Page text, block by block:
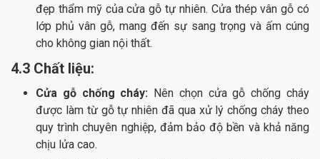
đẹp thẩm mỹ của cửa gỗ tự nhiên. Cửa thép vân gỗ có
lớp phủ vân gỗ, mang đến sự sang trọng và ấm cúng
cho không gian nội thất.
4.3 Chất liệu:
Cửa gỗ chống cháy: Nên chọn cửa gỗ chống cháy
được làm từ gỗ tự nhiên đã qua xử lý chống cháy theo
quy trình chuyên nghiệp, đảm bảo độ bền và khả năng
chịu lửa cao.